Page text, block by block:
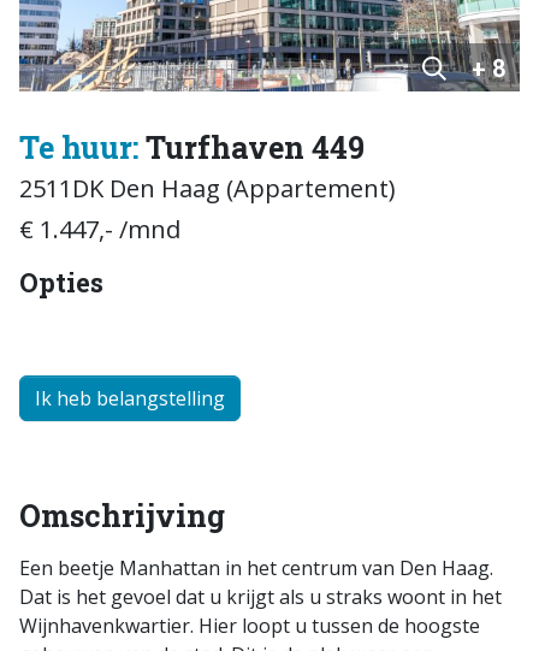
+ 8
Te huur:Turfhaven 449
2511DK Den Haag (Appartement)
€ 1.447,- /mnd
Opties
Ik heb belangstelling
Omschrijving
Een beetje Manhattan in het centrum van Den Haag.
Dat is het gevoel dat u krijgt als u straks woont in het
Wijnhavenkwartier. Hier loopt u tussen de hoogste